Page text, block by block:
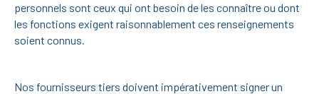
personnels sont ceux qui ont besoin de les connaître ou dont
les fonctions exigent raisonnablement ces renseignements
soient connus.
Nos fournisseurs tiers doivent impérativement signer un